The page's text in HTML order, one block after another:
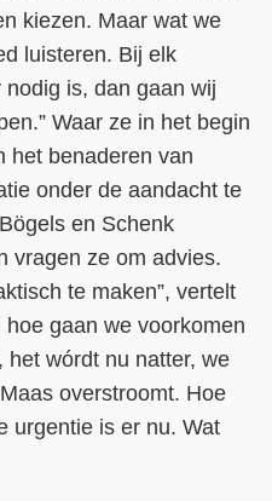
kiezen. Maar wat we
luisteren. Bij elk
is, dan gaan wij
Waar ze in het begin
het benaderen van
onder de aandacht te
en Schenk
vragen ze om advies.
te maken”, vertelt
hoe gaan we voorkomen
wórdt nu natter, we
overstroomt. Hoe
urgentie is er nu. Wat